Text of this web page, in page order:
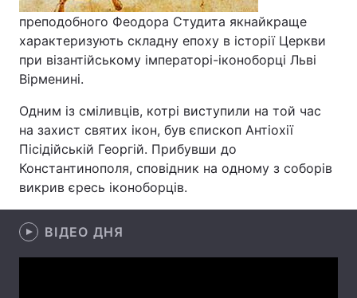
Цікавинки Погода
Екологія Регіони
Відео з Youtube Статті
преподобного Феодора Студита якнайкраще
характеризують складну епоху в історії Церкви
при візантійському імператорі-іконоборці Льві
Вірменині.
Одним із сміливців, котрі виступили на той час
на захист святих ікон, був єпископ Антіохії
Пісідійській Георгій. Прибувши до
Константинополя, сповідник на одному з соборів
викрив єресь іконоборців.
ВІДЕО ДНЯ